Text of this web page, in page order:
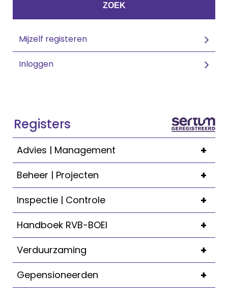
ZOEK
Mijzelf registeren
Inloggen
Registers
+
Advies | Management
+
Beheer | Projecten
+
Inspectie | Controle
+
Handboek RVB-BOEI
+
Verduurzaming
+
Gepensioneerden